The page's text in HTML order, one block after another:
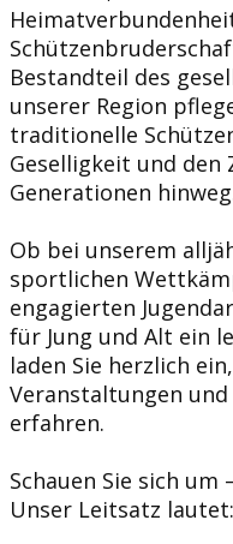
Bestandteil des
unserer Region
traditionelle
Geselligkeit und
Generationen
Ob bei unserem
sportlichen
engagierten
für Jung und Alt ein
laden Sie herzlich
Veranstaltungen
erfahren.
Schauen Sie sich um
Unser Leitsatz